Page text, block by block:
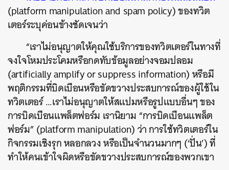
(platform manipulation and spam policy)ของทวิต
เตอร์ระบุค่อนข้างชัดเจนว่า
“เราไม่อนุญาตให้คุณใช้บริการของทวิตเตอร์ในทางที่
จงใจโหมประโคมหรือกดทับข้อมูลอย่างจอมปลอม
(artificially amplify or suppress information)หรือมี
พฤติกรรมที่บิดเบือนหรือขัดขวางประสบการณ์ของผู้ใช้ใน
ทวิตเตอร์…เราไม่อนุญาตให้สแปมหรือรูปแบบอื่นๆของ
การบิดเบือนแพล็ตฟอร์ม เรานิยาม“การบิดเบือนแพล็ต
ฟอร์ม” (platform manipulation)ว่าการใช้ทวิตเตอร์ใน
กิจกรรมเชิงรุกหลอกลวงหรือเป็นจำนวนมากๆ (‘ปั่น’)ที่
ทำให้คนเข้าใจผิดหรือขัดขวางประสบการณ์ของพวกเขา